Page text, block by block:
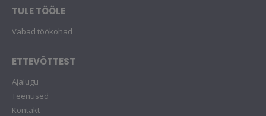
TULE TÖÖLE
Vabad töökohad
ETTEVÕTTEST
Ajalugu
Teenused
Kontakt